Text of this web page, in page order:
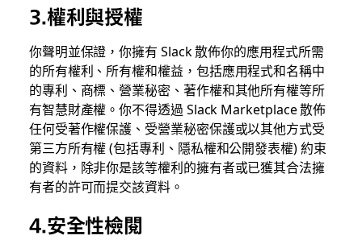
3.權利與授權
你聲明並保證，你擁有 Slack 散佈你的應用程式所需
的所有權利、所有權和權益，包括應用程式和名稱中
的專利、商標、營業秘密、著作權和其他所有權等所
有智慧財產權。你不得透過 Slack Marketplace 散佈
任何受著作權保護、受營業秘密保護或以其他方式受
第三方所有權 (包括專利、隱私權和公開發表權) 約束
的資料，除非你是該等權利的擁有者或已獲其合法擁
有者的許可而提交該資料。
4.安全性檢閱